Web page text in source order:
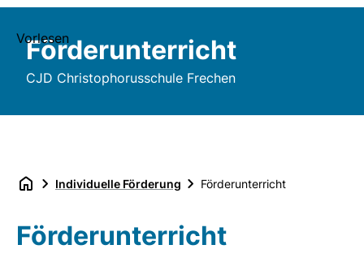
Vorlesen
Förderunterricht
CJD Christophorusschule Frechen
Individuelle Förderung Förderunterricht
Förderunterricht